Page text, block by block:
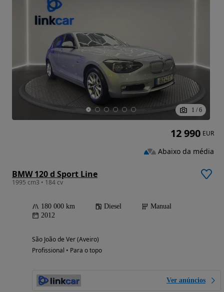
1 / 6
BMW 120 d Sport Line
1995 cm3 • 184 cv
180 000 km Diesel
Manual
2012
São João de Ver (Aveiro)
Profissional • Para o topo
Ver anúncios
12 990 EUR
Abaixo da média